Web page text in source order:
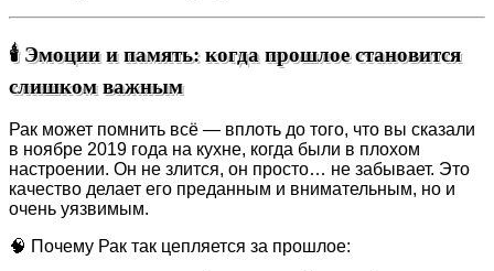
🕯️ Эмоции и память: когда прошлое становится
слишком важным
Рак может помнить всё — вплоть до того, что вы сказали
в ноябре 2019 года на кухне, когда были в плохом
настроении. Он не злится, он просто… не забывает. Это
качество делает его преданным и внимательным, но и
очень уязвимым.
🧠 Почему Рак так цепляется за прошлое: